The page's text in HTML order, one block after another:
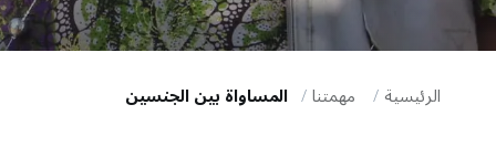
n
الرئيسية مهمتنا المساواة بين الجنسين